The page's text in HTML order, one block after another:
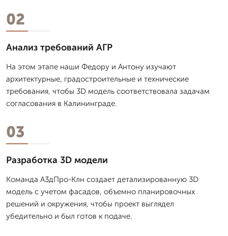
02
Анализ требований АГР
На этом этапе наши Федору и Антону изучают
архитектурные, градостроительные и технические
требования, чтобы 3D модель соответствовала задачам
согласования в Калининграде.
03
Разработка 3D модели
Команда А3дПро-Клн создает детализированную 3D
модель с учетом фасадов, объемно планировочных
решений и окружения, чтобы проект выглядел
убедительно и был готов к подаче.